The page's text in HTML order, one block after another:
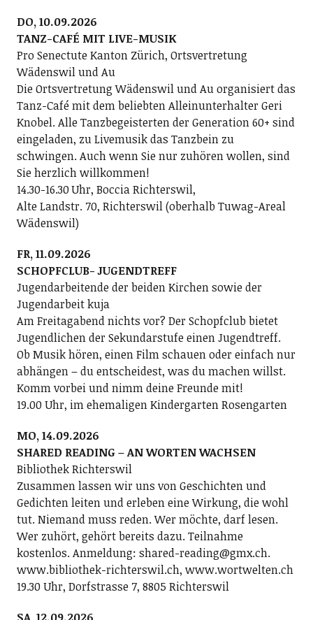
DO, 10.09.2026
TANZ-CAFÉ MIT LIVE-MUSIK
Pro Senectute Kanton Zürich, Ortsvertretung
Wädenswil und Au
Die Ortsvertretung Wädenswil und Au organisiert das
Tanz-Café mit dem beliebten Alleinunterhalter Geri
Knobel. Alle Tanzbegeisterten der Generation 60+ sind
eingeladen, zu Livemusik das Tanzbein zu
schwingen. Auch wenn Sie nur zuhören wollen, sind
Sie herzlich willkommen!
14.30-16.30 Uhr, Boccia Richterswil,
Alte Landstr. 70, Richterswil (oberhalb Tuwag-Areal
Wädenswil)
FR, 11.09.2026
SCHOPFCLUB- JUGENDTREFF
Jugendarbeitende der beiden Kirchen sowie der
Jugendarbeit kuja
Am Freitagabend nichts vor? Der Schopfclub bietet
Jugendlichen der Sekundarstufe einen Jugendtreff.
Ob Musik hören, einen Film schauen oder einfach nur
abhängen – du entscheidest, was du machen willst.
Komm vorbei und nimm deine Freunde mit!
19.00 Uhr, im ehemaligen Kindergarten Rosengarten
MO, 14.09.2026
SHARED READING – AN WORTEN WACHSEN
Bibliothek Richterswil
Zusammen lassen wir uns von Geschichten und
Gedichten leiten und erleben eine Wirkung, die wohl
tut. Niemand muss reden. Wer möchte, darf lesen.
Wer zuhört, gehört bereits dazu. Teilnahme
kostenlos. Anmeldung: shared-reading@gmx.ch.
www.bibliothek-richterswil.ch, www.wortwelten.ch
19.30 Uhr, Dorfstrasse 7, 8805 Richterswil